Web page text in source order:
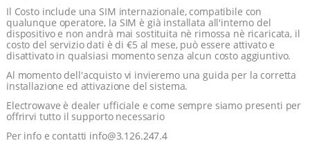
Il Costo include una SIM internazionale, compatibile con
qualunque operatore, la SIM è già installata all'interno del
dispositivo e non andrà mai sostituita nè rimossa nè ricaricata, il
costo del servizio dati è di €5 al mese, può essere attivato e
disattivato in qualsiasi momento senza alcun costo aggiuntivo.
Al momento dell'acquisto vi invieremo una guida per la corretta
installazione ed attivazione del sistema.
Electrowave è dealer ufficiale e come sempre siamo presenti per
offrirvi tutto il supporto necessario
Per info e contatti info@3.126.247.4